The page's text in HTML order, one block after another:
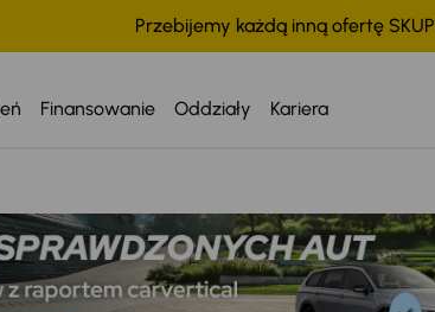
Przebijemy każdą inną ofertę
Finansowanie Oddziały Kariera
wszystko